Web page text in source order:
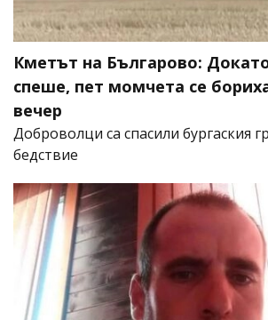
Кметът на Българово:
спеше, пет момчета се
вечер
Доброволци са спасили бургаския
бедствие